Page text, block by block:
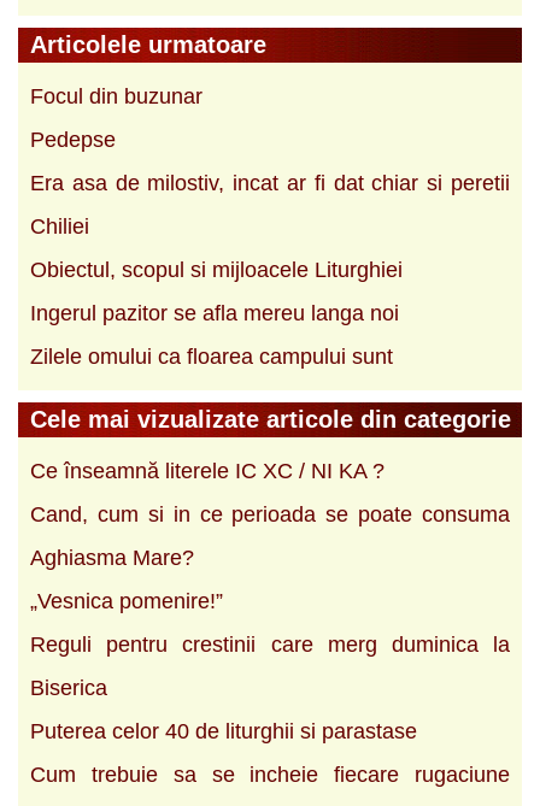
Articolele urmatoare
Focul din buzunar
Pedepse
Era asa de milostiv, incat ar fi dat chiar si peretii
Chiliei
Obiectul, scopul si mijloacele Liturghiei
Ingerul pazitor se afla mereu langa noi
Zilele omului ca floarea campului sunt
Cele mai vizualizate articole din categorie
Ce înseamnă literele IC XC / NI KA ?
Cand, cum si in ce perioada se poate consuma
Aghiasma Mare?
„Vesnica pomenire!”
Reguli pentru crestinii care merg duminica la
Biserica
Puterea celor 40 de liturghii si parastase
Cum trebuie sa se incheie fiecare rugaciune